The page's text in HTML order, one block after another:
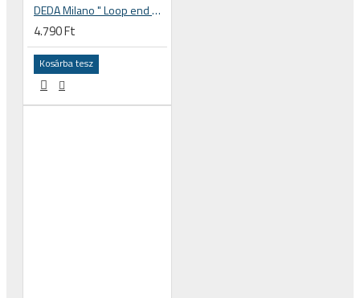
DEDA Milano " Loop end plug " kormányvég dugó, alu
4.790 Ft
Kosárba tesz